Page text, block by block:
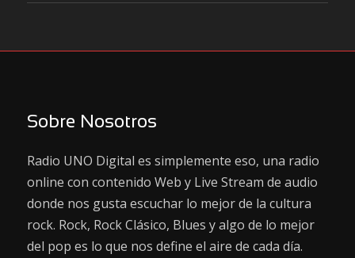
Sobre Nosotros
Radio UNO Digital es simplemente eso, una radio
online con contenido Web y Live Stream de audio
donde nos gusta escuchar lo mejor de la cultura
rock. Rock, Rock Clásico, Blues y algo de lo mejor
del pop es lo que nos define el aire de cada día.